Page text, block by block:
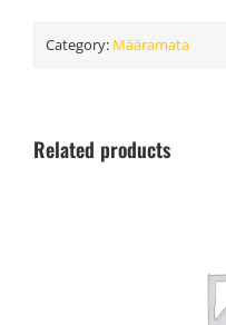
Category: Määramata
Related products